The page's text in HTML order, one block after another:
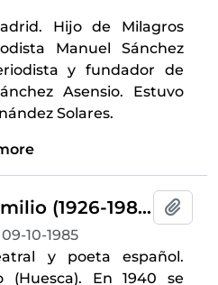
Hijo de Milagros
Manuel Sánchez
y fundador de
Asensio. Estuvo
Solares.
Aragonés, Juan Emilio (1926-1985)
10-1985
y poeta español.
(Huesca). En 1940 se